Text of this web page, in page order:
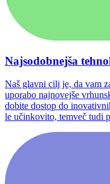
Najsodobnejša
Naš glavni cilj je, da vam
uporabo najnovejše
dobite dostop do
le učinkovito, temveč tudi